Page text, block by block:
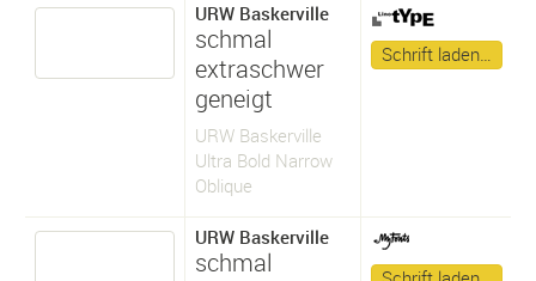
URW Baskerville
schmal
extraschwer
geneigt
URW Baskerville
Ultra Bold Narrow
Oblique
Schrift laden…
URW Baskerville
schmal